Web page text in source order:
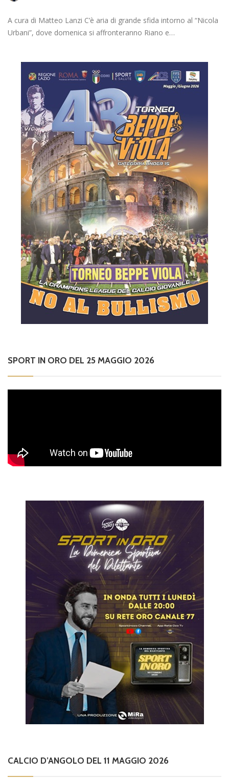
A cura di Matteo Lanzi C’è aria di grande sfida intorno al “Nicola
Urbani”, dove domenica si affronteranno Riano e…
SPORT IN ORO DEL 25 MAGGIO 2026
CALCIO D’ANGOLO DEL 11 MAGGIO 2026